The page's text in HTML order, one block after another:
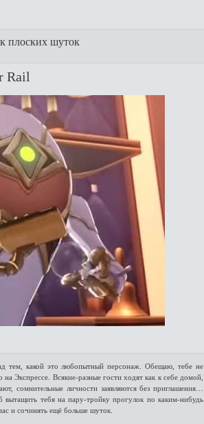
плоских шуток
Rail
тем, какой это любопытный персонаж. Обещаю, тебе не
Экспрессе. Всякие-разные гости ходят как к себе домой,
сомнительные личности заявляются без приглашения…
тебя на пару-тройку прогулок по каким-нибудь
и сочинять ещё больше шуток.